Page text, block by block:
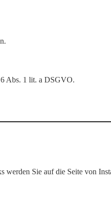
Abs. 1 lit. a DSGVO.
Sie auf die Seite von